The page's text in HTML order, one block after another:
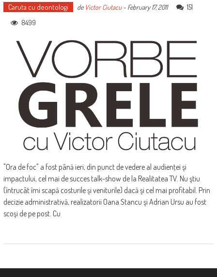
Caruta cu deontologi de Victor Ciutacu- February 17, 2011
151
8499
"Ora de foc" a fost până ieri, din punct de vedere al audienţei şi
impactului, cel mai de succes talk-show de la Realitatea TV. Nu ştiu
(întrucât îmi scapă costurile şi veniturile) dacă şi cel mai profitabil. Prin
decizie administrativă, realizatorii Oana Stancu şi Adrian Ursu au fost
scoşi de pe post. Cu